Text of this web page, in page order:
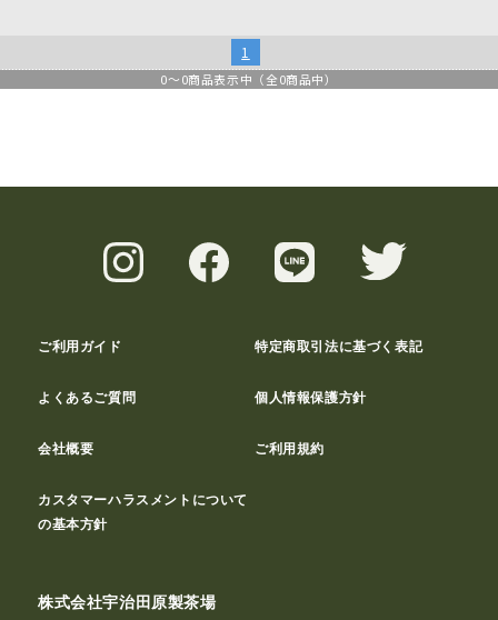
1
0～0商品表示中（全0商品中）
ご利用ガイド 特定商取引法に基づく表記
よくあるご質問 個人情報保護方針
会社概要 ご利用規約
カスタマーハラスメントについて
の基本方針
株式会社宇治田原製茶場